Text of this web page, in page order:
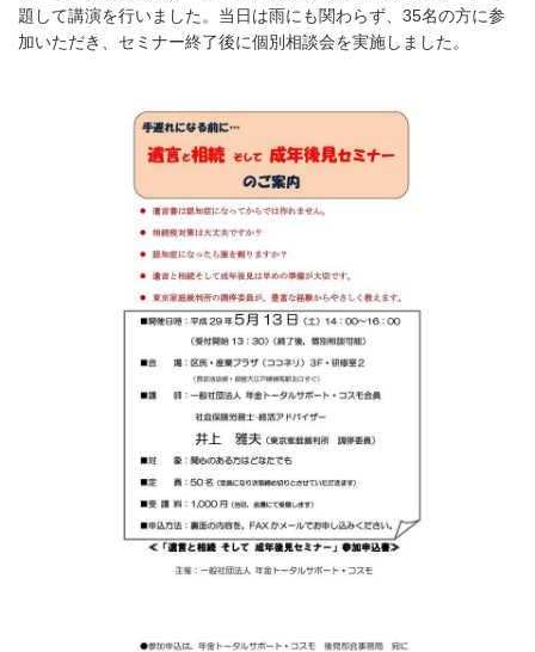
題して講演を行いました。当日は雨にも関わらず、35名の方に参
加いただき、セミナー終了後に個別相談会を実施しました。